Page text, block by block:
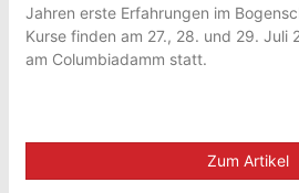
Jahren erste Erfahrungen im
Kurse finden am 27., 28. und 29. Juli
am Columbiadamm statt.
Zum Artikel